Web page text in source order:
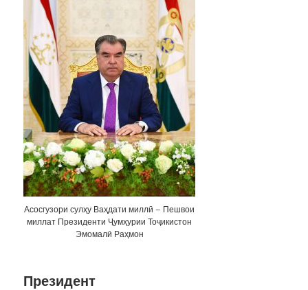
Асосгузори сулҳу Ваҳдати миллӣ – Пешвои
миллат Президенти Ҷумҳурии Тоҷикистон
Эмомалӣ Раҳмон
Президент